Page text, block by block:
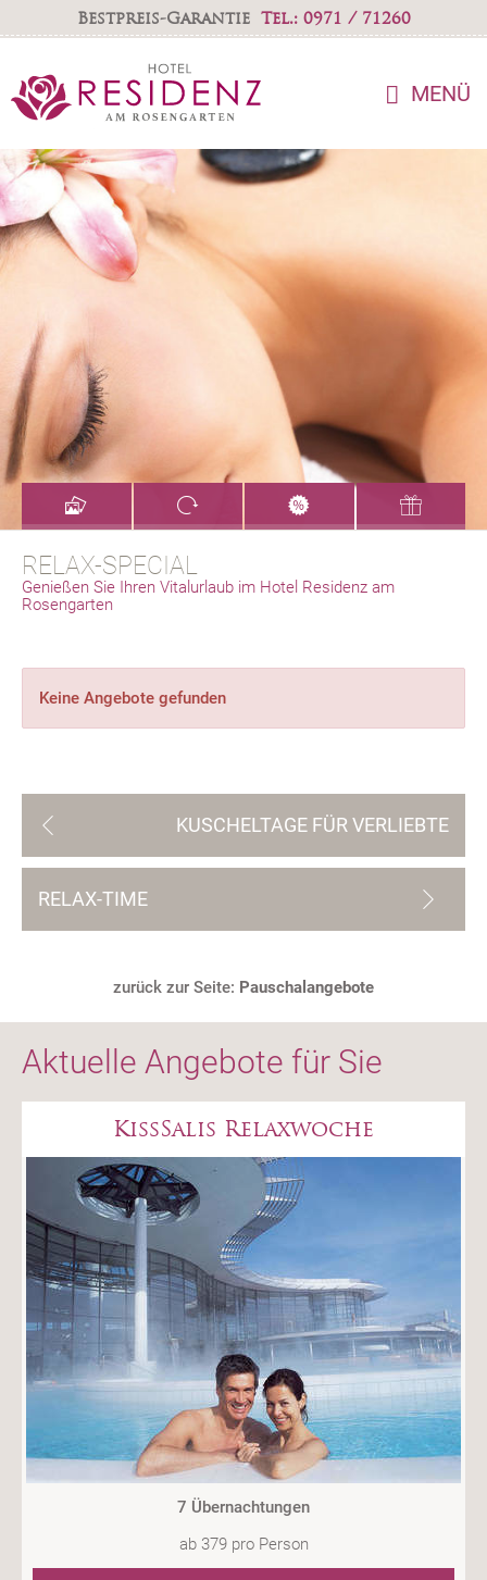
Bestpreis-Garantie Tel.: 0971 / 71260
MENÜ
RELAX-SPECIAL
Genießen Sie Ihren Vitalurlaub im Hotel Residenz am
Rosengarten
Keine Angebote gefunden
KUSCHELTAGE FÜR VERLIEBTE
RELAX-TIME
zurück zur Seite: Pauschalangebote
Aktuelle Angebote für Sie
KissSalis Relaxwoche
7 Übernachtungen
ab 379 pro Person